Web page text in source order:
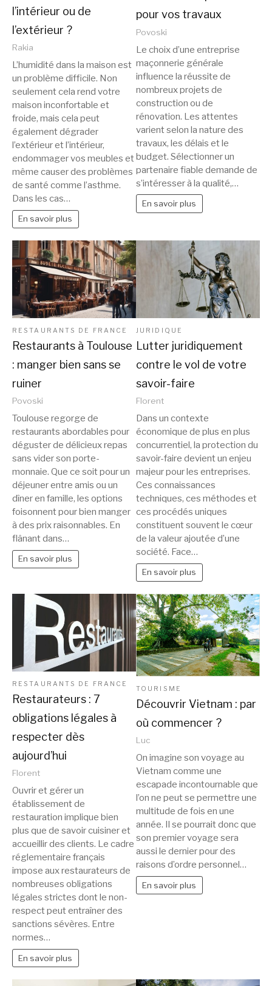
l’intérieur ou de
l’extérieur ?
Rakia
L’humidité dans la maison est
un problème difficile. Non
seulement cela rend votre
maison inconfortable et
froide, mais cela peut
également dégrader
l’extérieur et l’intérieur,
endommager vos meubles et
même causer des problèmes
de santé comme l’asthme.
Dans les cas…
En savoir plus
pour vos travaux
Povoski
Le choix d’une entreprise
maçonnerie générale
influence la réussite de
nombreux projets de
construction ou de
rénovation. Les attentes
varient selon la nature des
travaux, les délais et le
budget. Sélectionner un
partenaire fiable demande de
s’intéresser à la qualité,…
En savoir plus
RESTAURANTS DE FRANCE
Restaurants à Toulouse
: manger bien sans se
ruiner
Povoski
Toulouse regorge de
restaurants abordables pour
déguster de délicieux repas
sans vider son porte-
monnaie. Que ce soit pour un
déjeuner entre amis ou un
dîner en famille, les options
foisonnent pour bien manger
à des prix raisonnables. En
flânant dans…
En savoir plus
JURIDIQUE
Lutter juridiquement
contre le vol de votre
savoir-faire
Florent
Dans un contexte
économique de plus en plus
concurrentiel, la protection du
savoir-faire devient un enjeu
majeur pour les entreprises.
Ces connaissances
techniques, ces méthodes et
ces procédés uniques
constituent souvent le cœur
de la valeur ajoutée d’une
société. Face…
En savoir plus
RESTAURANTS DE FRANCE
Restaurateurs : 7
obligations légales à
respecter dès
aujourd’hui
Florent
Ouvrir et gérer un
établissement de
restauration implique bien
plus que de savoir cuisiner et
accueillir des clients. Le cadre
réglementaire français
impose aux restaurateurs de
nombreuses obligations
légales strictes dont le non-
respect peut entraîner des
sanctions sévères. Entre
normes…
En savoir plus
TOURISME
Découvrir Vietnam : par
où commencer ?
Luc
On imagine son voyage au
Vietnam comme une
escapade incontournable que
l’on ne peut se permettre une
multitude de fois en une
année. Il se pourrait donc que
son premier voyage sera
aussi le dernier pour des
raisons d’ordre personnel…
En savoir plus